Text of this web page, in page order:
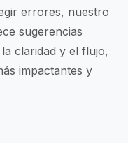
errores, nuestro
sugerencias
claridad y el flujo,
impactantes y